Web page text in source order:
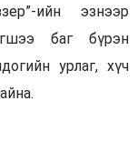
ийн эзнээр
баг бүрэн
урлаг, хүч